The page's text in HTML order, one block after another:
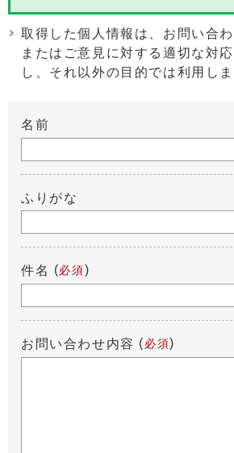
取得した個人情報は、お問い合
またはご意見に対する適切な対
し、それ以外の目的では利用しま
名前
ふりがな
件名 (必須 )
お問い合わせ内容 ( 必須)